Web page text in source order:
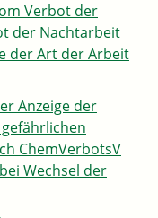
Verbot der
der Nachtarbeit
der Art der Arbeit
Anzeige der
ChemVerbotsV
Wechsel der